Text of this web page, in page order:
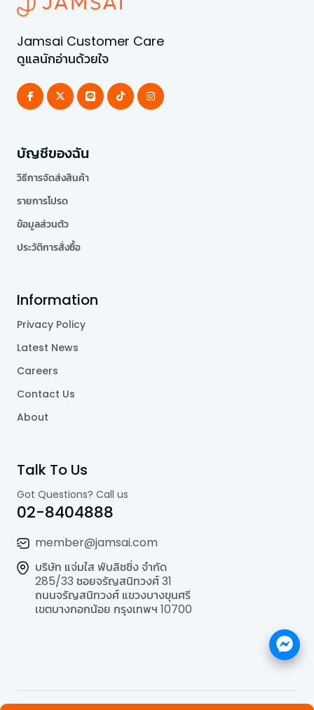
Jamsai Customer Care
ดูแลนักอ่านด้วยใจ
บัญชีของฉัน
วิธีการจัดส่งสินค้า
รายการโปรด
ข้อมูลส่วนตัว
ประวัติการสั่งซื้อ
Information
Privacy Policy
Latest News
Careers
Contact Us
About
Talk To Us
Got Questions? Call us
02-8404888
member@jamsai.com
บริษัท แจ่มใส พับลิชชิ่ง จำกัด
285/33 ซอยจรัญสนิทวงศ์ 31
ถนนจรัญสนิทวงศ์ แขวงบางขุนศรี
เขตบางกอกน้อย กรุงเทพฯ 10700